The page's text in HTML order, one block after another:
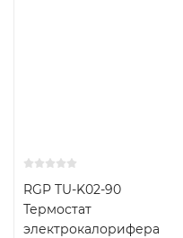
RGP TU-K02-90
Термостат
электрокалорифера